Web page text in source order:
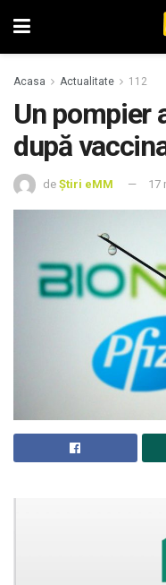
Acasa Actualitate 112
Un pompier
după
de Știri eMM 17